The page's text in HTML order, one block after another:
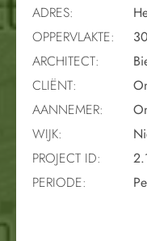
ADRES:
OPPERVLAKTE:
ARCHITECT:
CLIËNT:
AANNEMER:
WIJK:
PROJECT ID:
PERIODE: